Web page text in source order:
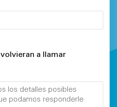
a llamar